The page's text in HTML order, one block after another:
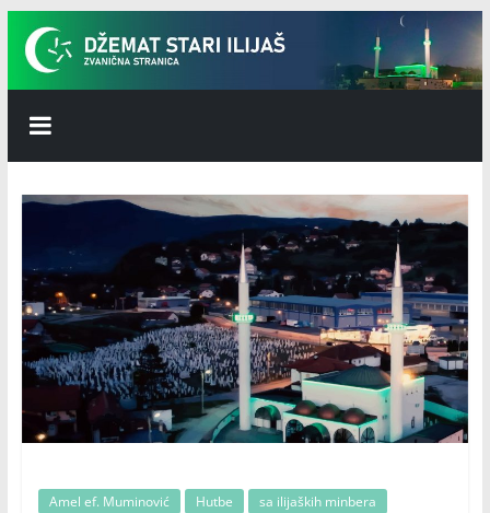
Skip
content
Džemat
Stari
Ilijaš
Amel ef. Muminović Hutbe sa ilijaških minbera